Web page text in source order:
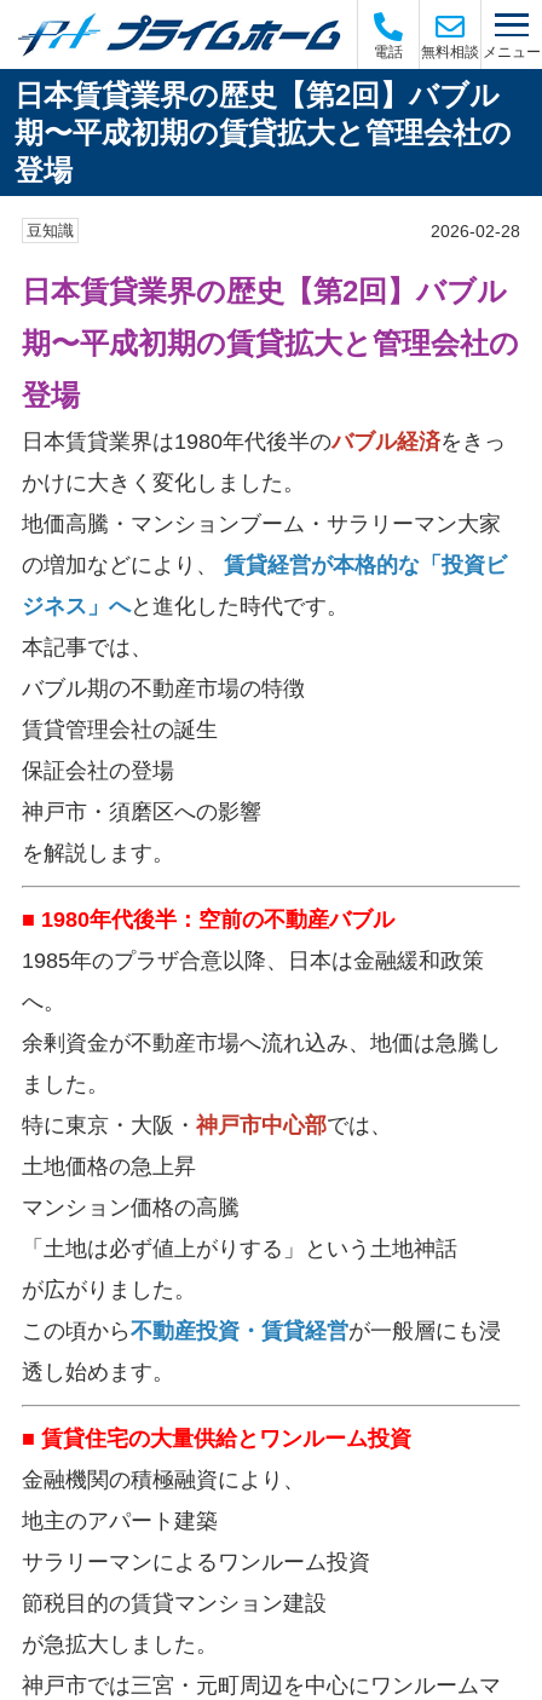
電話 無料相談 メニュー
日本賃貸業界の歴史【第2回】バブル
期〜平成初期の賃貸拡大と管理会社の
登場
豆知識 2026-02-28
日本賃貸業界の歴史【第2回】バブル
期〜平成初期の賃貸拡大と管理会社の
登場
日本賃貸業界は1980年代後半のバブル経済をきっ
かけに大きく変化しました。
地価高騰・マンションブーム・サラリーマン大家
の増加などにより、 賃貸経営が本格的な「投資ビ
ジネス」へと進化した時代です。
本記事では、
バブル期の不動産市場の特徴
賃貸管理会社の誕生
保証会社の登場
神戸市・須磨区への影響
を解説します。
■ 1980年代後半：空前の不動産バブル
1985年のプラザ合意以降、日本は金融緩和政策
へ。
余剰資金が不動産市場へ流れ込み、地価は急騰し
ました。
特に東京・大阪・ 神戸市中心部では、
土地価格の急上昇
マンション価格の高騰
「土地は必ず値上がりする」という土地神話
が広がりました。
この頃から不動産投資・賃貸経営が一般層にも浸
透し始めます。
■ 賃貸住宅の大量供給とワンルーム投資
金融機関の積極融資により、
地主のアパート建築
サラリーマンによるワンルーム投資
節税目的の賃貸マンション建設
が急拡大しました。
神戸市では三宮・元町周辺を中心にワンルームマ